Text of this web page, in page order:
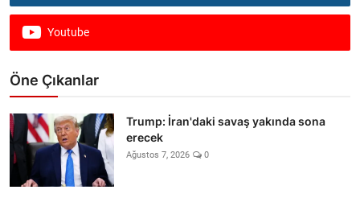
Youtube
Öne Çıkanlar
Trump: İran'daki savaş yakında sona
erecek
Ağustos 7, 2026 0